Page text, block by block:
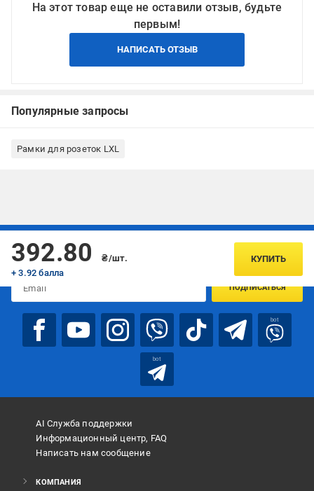
На этот товар еще не оставили отзыв, будьте
первым!
НАПИСАТЬ ОТЗЫВ
Популярные запросы
Рамки для розеток LXL
392.80
₴/шт.
+ 3.92 балла
КУПИТЬ
Подписывайтесь, чтобы узнавать первым об акцияx и
предложениях:
ПОДПИСАТЬСЯ
bot
bot
AI Служба поддержки
Информационный центр, FAQ
Написать нам сообщение
КОМПАНИЯ